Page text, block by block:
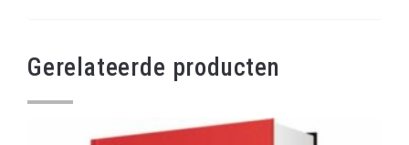
Gerelateerde producten